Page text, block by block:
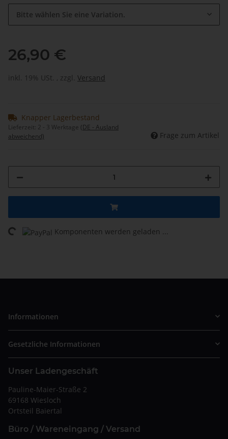
Bitte wählen Sie eine Variation.
26,90 €
inkl. 19% USt. , zzgl. Versand
Knapper Lagerbestand
Lieferzeit: 2 - 3 Werktage (DE - Ausland
abweichend)
Frage zum Artikel
Loading... Komponenten werden geladen ...
Informationen
Gesetzliche Informationen
Unser Ladengeschäft
Pauline-Maier-Straße 2
69168 Wiesloch
Ortsteil Baiertal
Büro / Wareneingang / Versand